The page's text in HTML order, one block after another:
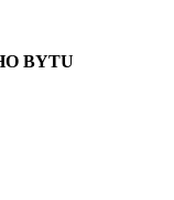
BYTU